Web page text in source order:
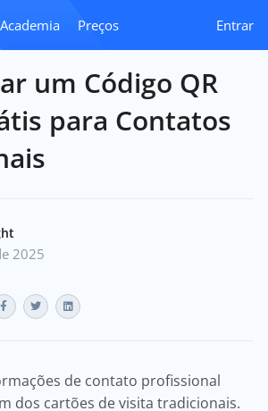
Academia Preços Entrar
um Código QR
para Contatos
2025
de contato profissional
dos cartões de visita tradicionais.